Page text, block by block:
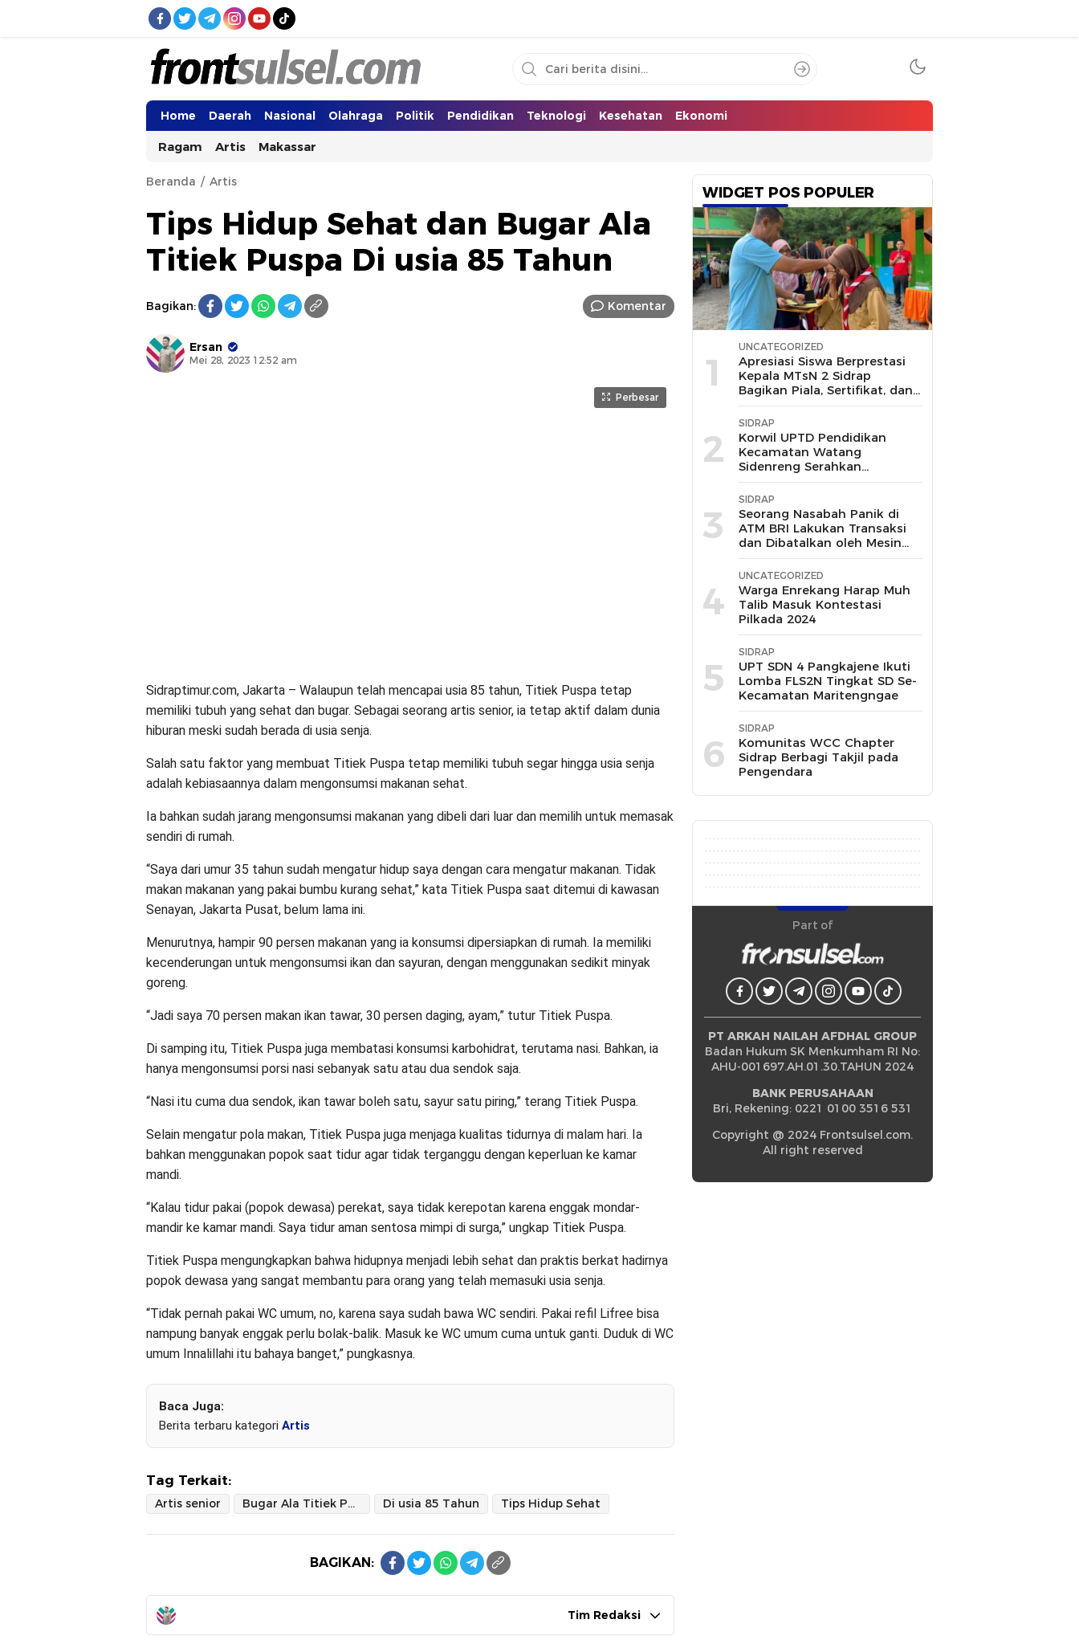
Frontsulsel.com
Terdepan Mengabarkan dari Sulawesi Selatan
Home Daerah Nasional Olahraga Politik Pendidikan Teknologi Kesehatan Ekonomi
Ragam Artis Makassar
Beranda Artis
Tips Hidup Sehat dan Bugar Ala
Titiek Puspa Di usia 85 Tahun
Bagikan: Komentar
Ersan
Mei 28, 2023 12:52 am
Perbesar
Sidraptimur.com, Jakarta – Walaupun telah mencapai usia 85 tahun, Titiek Puspa tetap
memiliki tubuh yang sehat dan bugar. Sebagai seorang artis senior, ia tetap aktif dalam dunia
hiburan meski sudah berada di usia senja.
Salah satu faktor yang membuat Titiek Puspa tetap memiliki tubuh segar hingga usia senja
adalah kebiasaannya dalam mengonsumsi makanan sehat.
Ia bahkan sudah jarang mengonsumsi makanan yang dibeli dari luar dan memilih untuk memasak
sendiri di rumah.
“Saya dari umur 35 tahun sudah mengatur hidup saya dengan cara mengatur makanan. Tidak
makan makanan yang pakai bumbu kurang sehat,” kata Titiek Puspa saat ditemui di kawasan
Senayan, Jakarta Pusat, belum lama ini.
Menurutnya, hampir 90 persen makanan yang ia konsumsi dipersiapkan di rumah. Ia memiliki
kecenderungan untuk mengonsumsi ikan dan sayuran, dengan menggunakan sedikit minyak
goreng.
“Jadi saya 70 persen makan ikan tawar, 30 persen daging, ayam,” tutur Titiek Puspa.
Di samping itu, Titiek Puspa juga membatasi konsumsi karbohidrat, terutama nasi. Bahkan, ia
hanya mengonsumsi porsi nasi sebanyak satu atau dua sendok saja.
“Nasi itu cuma dua sendok, ikan tawar boleh satu, sayur satu piring,” terang Titiek Puspa.
Selain mengatur pola makan, Titiek Puspa juga menjaga kualitas tidurnya di malam hari. Ia
bahkan menggunakan popok saat tidur agar tidak terganggu dengan keperluan ke kamar
mandi.
“Kalau tidur pakai (popok dewasa) perekat, saya tidak kerepotan karena enggak mondar-
mandir ke kamar mandi. Saya tidur aman sentosa mimpi di surga,” ungkap Titiek Puspa.
Titiek Puspa mengungkapkan bahwa hidupnya menjadi lebih sehat dan praktis berkat hadirnya
popok dewasa yang sangat membantu para orang yang telah memasuki usia senja.
“Tidak pernah pakai WC umum, no, karena saya sudah bawa WC sendiri. Pakai refil Lifree bisa
nampung banyak enggak perlu bolak-balik. Masuk ke WC umum cuma untuk ganti. Duduk di WC
umum Innalillahi itu bahaya banget,” pungkasnya.
Baca Juga:
Berita terbaru kategori Artis
Tag Terkait:
Artis senior Bugar Ala Titiek Puspa Di usia 85 Tahun Tips Hidup Sehat
BAGIKAN:
Tim Redaksi
WIDGET POS POPULER
1
UNCATEGORIZED
Apresiasi Siswa Berprestasi
Kepala MTsN 2 Sidrap
Bagikan Piala, Sertifikat, dan
Uang Pembinaan
2
SIDRAP
Korwil UPTD Pendidikan
Kecamatan Watang
Sidenreng Serahkan
Langsung Bantuan pada
Korban Kebakaran di Wala
Sidrap
3
SIDRAP
Seorang Nasabah Panik di
ATM BRI Lakukan Transaksi
dan Dibatalkan oleh Mesin
Tanpa Keluar Uang
4
UNCATEGORIZED
Warga Enrekang Harap Muh
Talib Masuk Kontestasi
Pilkada 2024
5
SIDRAP
UPT SDN 4 Pangkajene Ikuti
Lomba FLS2N Tingkat SD Se-
Kecamatan Maritengngae
6
SIDRAP
Komunitas WCC Chapter
Sidrap Berbagi Takjil pada
Pengendara
Part of
PT ARKAH NAILAH AFDHAL GROUP
Badan Hukum SK Menkumham RI No:
AHU-001697.AH.01.30.TAHUN 2024
BANK PERUSAHAAN
Bri, Rekening: 0221 0100 3516 531
Copyright @ 2024 Frontsulsel.com.
All right reserved